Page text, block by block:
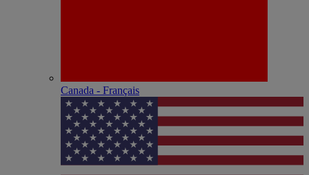
Canada - Français